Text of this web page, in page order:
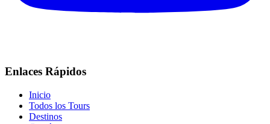
Enlaces Rápidos
Inicio
Todos los Tours
Destinos